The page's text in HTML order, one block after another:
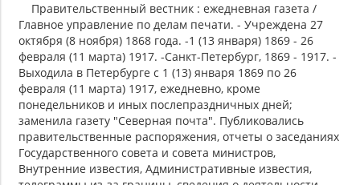
Правительственный вестник : ежедневная газета /
Главное управление по делам печати. - Учреждена 27
октября (8 ноября) 1868 года. -1 (13 января) 1869 - 26
февраля (11 марта) 1917. -Санкт-Петербург, 1869 - 1917. -
Выходила в Петербурге с 1 (13) января 1869 по 26
февраля (11 марта) 1917, ежедневно, кроме
понедельников и иных послепраздничных дней;
заменила газету "Северная почта". Публиковались
правительственные распоряжения, отчеты о заседаниях
Государственного совета и совета министров,
Внутренние известия, Административные известия,